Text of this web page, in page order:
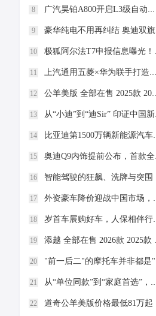
8 广汽昊铂A800开启L3级自动驾驶路测，全国首例
9 豪华纯电不用再纠结 奥迪双旗舰上市 智驾续航豪华感全拉满
10 极狐阿尔法T7申报信息曝光！轴距超3米！增程/纯电双动力可选！
11 上汽通用五菱×华为联手打造华境S，落地国家领航级智能工厂
12 公羊美版 全部在售 2025款 2023款 2022款 2017款 2016款2023款道奇公羊皮卡重重优惠入手好时机 全市可通行！
13 从“小迪”到“迪Sir” 印证中国新能源车海外的深度认可
14 比亚迪第1500万辆新能源汽车下线 里程碑时刻
15 奥迪Q9内饰提前公布，首款全尺寸旗舰SUV于7月下旬首发
16 智能驾驶的狂飙、洗牌与突围 | 看见2025
17 外资豪车降价迎战中国市场，玛莎拉蒂低至35万
18 岁首车展购好车，人保相伴行万里——中国人保携手安庆市好迪汽车购车嘉年华
19 添越 全部在售 2026款 2025款 2024款 2023款 2022款 2021款2024款国六宾利添越配置介绍黑棕五座报价 售全国
20 "前一后二"的摩托车并非都是"农用车"
21 从“单位同款”到“家庭首选”，比亚迪为何成为大院新宠？
22 道奇公羊美版价格最低81万起 直降53万